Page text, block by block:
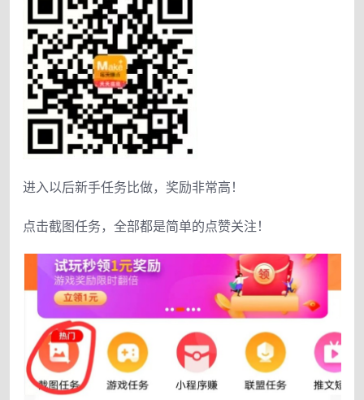
进入以后新手任务比做，奖励非常高！
点击截图任务，全部都是简单的点赞关注！